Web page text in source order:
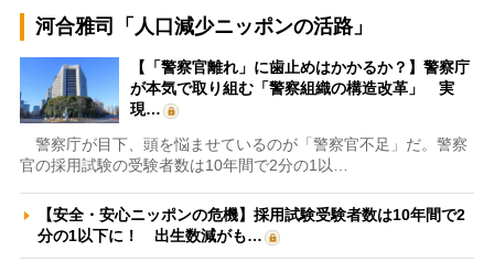
河合雅司「人口減少ニッポンの活路」
【「警察官離れ」に歯止めはかかるか？】警察庁
が本気で取り組む「警察組織の構造改革」 実
現…
警察庁が目下、頭を悩ませているのが「警察官不足」だ。警察
官の採用試験の受験者数は10年間で2分の1以…
【安全・安心ニッポンの危機】採用試験受験者数は10年間で2
分の1以下に！ 出生数減がも…